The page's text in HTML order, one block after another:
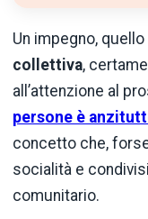
Un impegno,
collettiva,
all’attenzione al
persone è
concetto che,
socialità e
comunitario.